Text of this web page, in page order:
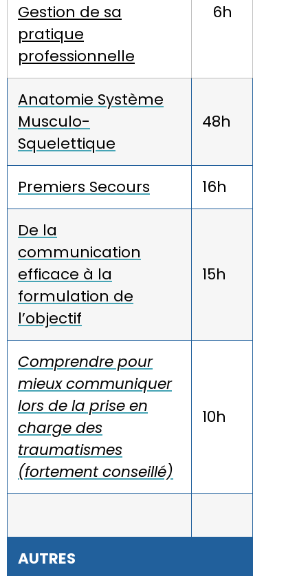
Gestion de sa
pratique
professionnelle
6h
Anatomie Système
Musculo-
Squelettique
48h
Premiers Secours 16h
De la
communication
efficace à la
formulation de
l’objectif
15h
Comprendre pour
mieux communiquer
lors de la prise en
charge des
traumatismes
(fortement conseillé)
10h
AUTRES